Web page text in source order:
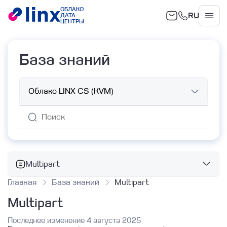
ОБЛАКО
ДАТА-
ЦЕНТРЫ
RU
Облако
База знаний
Multipart
Базовые сервисы
Облачные вычисления
Работа с ВМ с помощью Terraform
Объектное хранилище
Главная База знаний Multipart
Multipart
Последнее изменение 4 августа 2025